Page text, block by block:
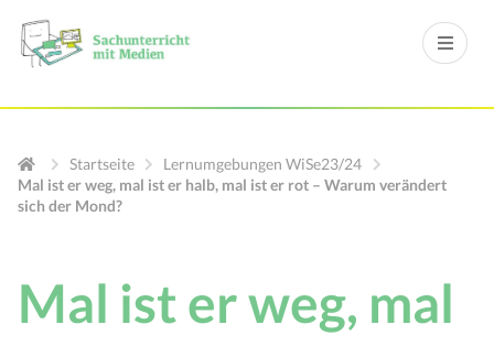
Startseite
Lernumgebungen WiSe23/24
Mal ist er weg, mal ist er halb, mal ist er rot – Warum verändert
sich der Mond?
Mal ist er weg, mal